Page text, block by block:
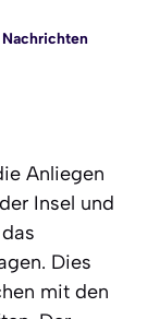
Anliegen
Insel und
Dies
mit den